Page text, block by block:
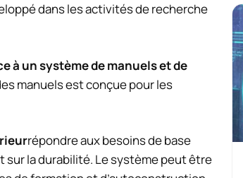
dans les activités de recherche
à un système de manuels et de
manuels est conçue pour les
répondre aux besoins de base
sur la durabilité. Le système peut être